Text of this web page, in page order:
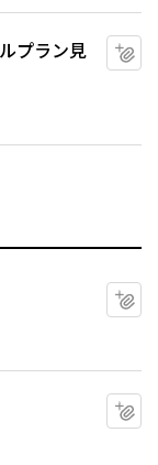
プラン見